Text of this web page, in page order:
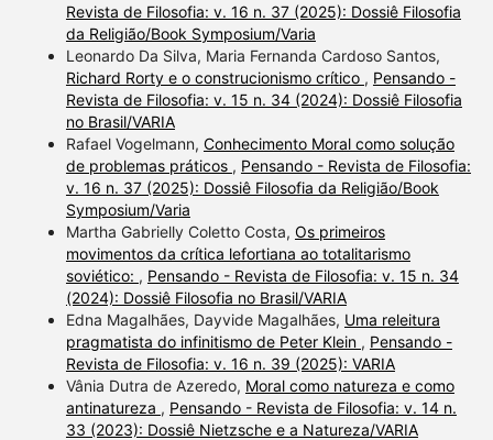
Revista de Filosofia: v. 16 n. 37 (2025): Dossiê Filosofia
da Religião/Book Symposium/Varia
Leonardo Da Silva, Maria Fernanda Cardoso Santos,
Richard Rorty e o construcionismo crítico , Pensando -
Revista de Filosofia: v. 15 n. 34 (2024): Dossiê Filosofia
no Brasil/VARIA
Rafael Vogelmann, Conhecimento Moral como solução
de problemas práticos , Pensando - Revista de Filosofia:
v. 16 n. 37 (2025): Dossiê Filosofia da Religião/Book
Symposium/Varia
Martha Gabrielly Coletto Costa, Os primeiros
movimentos da crítica lefortiana ao totalitarismo
soviético: , Pensando - Revista de Filosofia: v. 15 n. 34
(2024): Dossiê Filosofia no Brasil/VARIA
Edna Magalhães, Dayvide Magalhães, Uma releitura
pragmatista do infinitismo de Peter Klein , Pensando -
Revista de Filosofia: v. 16 n. 39 (2025): VARIA
Vânia Dutra de Azeredo, Moral como natureza e como
antinatureza , Pensando - Revista de Filosofia: v. 14 n.
33 (2023): Dossiê Nietzsche e a Natureza/VARIA